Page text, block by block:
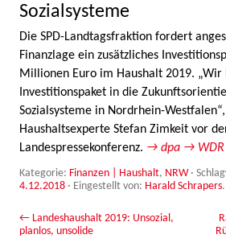
Sozialsysteme
Die SPD-Landtagsfraktion fordert
Finanzlage ein zusätzliches
Millionen Euro im Haushalt 2019. „Wir
Investitionspaket in die
Sozialsysteme in Nordrhein-
Haushaltsexperte Stefan Zimkeit vor
Landespressekonferenz. → dpa → WDR
Kategorie: Finanzen | Haushalt, NRW·
4.12.2018 · Eingestellt von: Harald Schrapers.
Beitrags-Navigation
← Landeshaushalt 2019: Unsozial,
planlos, unsolide